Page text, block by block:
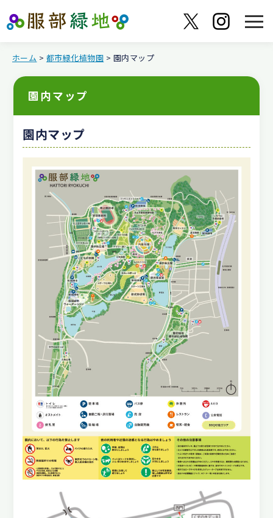
ホーム > 都市緑化植物園 > 園内マップ
園内マップ
園内マップ